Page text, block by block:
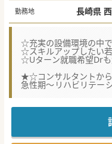
勤務地 長
☆充実の設備環境の中
☆スキルアップしたい
☆Uターン就職希望Drも
★☆コンサルタントか
急性期～リハビリテー
ります！
ご勤務条件等ご相談に
#秋入職可